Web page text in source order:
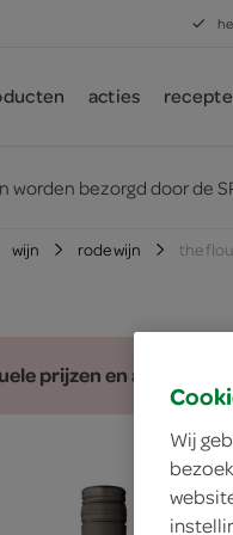
acties
worden bezorgd door de
wijn rode wijn the
prijzen en assortiment
Wij